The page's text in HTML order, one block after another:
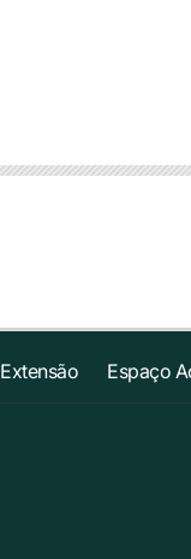
Extensão Espaço